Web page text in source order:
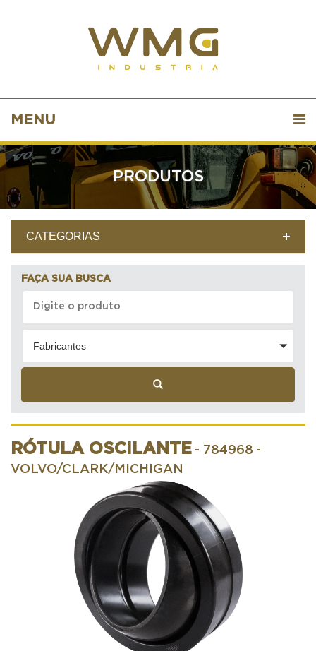
MENU
PRODUTOS
CATEGORIAS
FAÇA SUA BUSCA
Fabricantes
RÓTULA OSCILANTE - 784968 -
VOLVO/CLARK/MICHIGAN